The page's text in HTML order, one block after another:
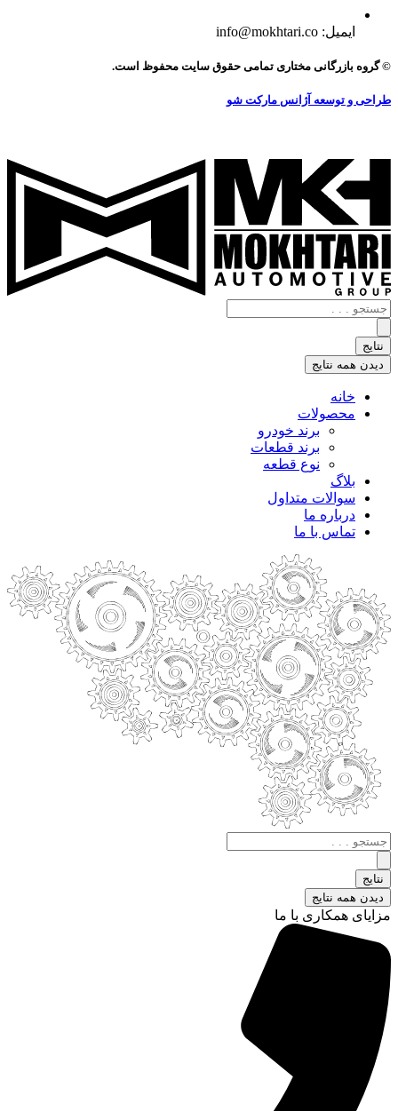
ایمیل: info@mokhtari.co
© گروه بازرگانی مختاری تمامی حقوق سایت محفوظ است.
طراحی و توسعه آژانس مارکت شو
جستجو
.
.
.
نتایج
دیدن همه نتایج
خانه
محصولات
برند خودرو
برند قطعات
نوع قطعه
بلاگ
سوالات متداول
درباره ما
تماس با ما
جستجو
.
.
.
نتایج
دیدن همه نتایج
مزایای همکاری با ما